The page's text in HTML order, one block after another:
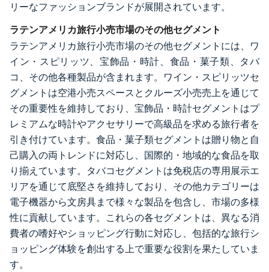
リーなファッションブランドが展開されています。
ラテンアメリカ旅行小売市場のその他セグメント
ラテンアメリカ旅行小売市場のその他セグメントには、ワ
イン・スピリッツ、宝飾品・時計、食品・菓子類、タバ
コ、その他各種製品が含まれます。ワイン・スピリッツセ
グメントは空港小売スペースとクルーズ小売売上を通じて
その重要性を維持しており、宝飾品・時計セグメントはプ
レミアムな時計やアクセサリーで高級品を求める旅行者を
引き付けています。食品・菓子類セグメントは贈り物と自
己購入の両トレンドに対応し、国際的・地域的な食品を取
り揃えています。タバコセグメントは免税店の専用展示エ
リアを通じて底堅さを維持しており、その他カテゴリーは
電子機器から文房具まで様々な製品を包含し、市場の多様
性に貢献しています。これらの各セグメントは、異なる消
費者の嗜好やショッピング行動に対応し、包括的な旅行シ
ョッピング体験を創出する上で重要な役割を果たしていま
す。